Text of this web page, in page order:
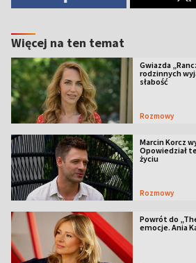
Więcej na ten temat
Gwiazda
rodzinnych
słabość
Rozmowy
Marcin Korcz
Opowiedział
życiu
Rozmowy
Powrót do
emocje. Ania